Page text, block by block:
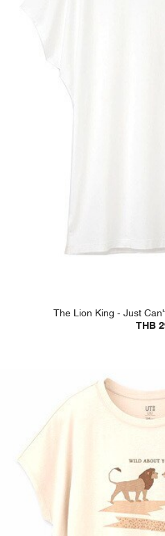
The Lion King - Just
THB